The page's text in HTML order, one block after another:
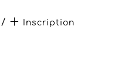
/ Inscription